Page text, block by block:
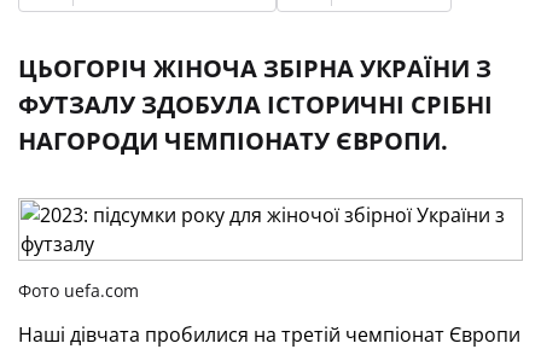
ЦЬОГОРІЧ ЖІНОЧА ЗБІРНА УКРАЇНИ З
ФУТЗАЛУ ЗДОБУЛА ІСТОРИЧНІ СРІБНІ
НАГОРОДИ ЧЕМПІОНАТУ ЄВРОПИ.
Фото uefa.com
Наші дівчата пробилися на третій чемпіонат Європи